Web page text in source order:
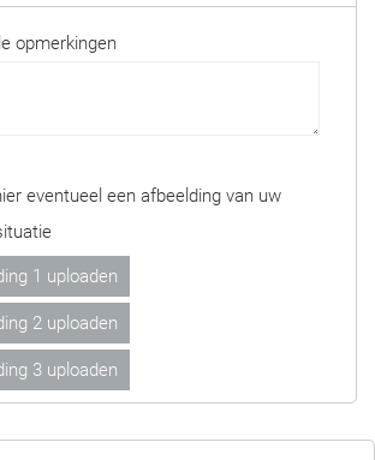
opmerkingen
eventueel een afbeelding van uw
1 uploaden
2 uploaden
3 uploaden